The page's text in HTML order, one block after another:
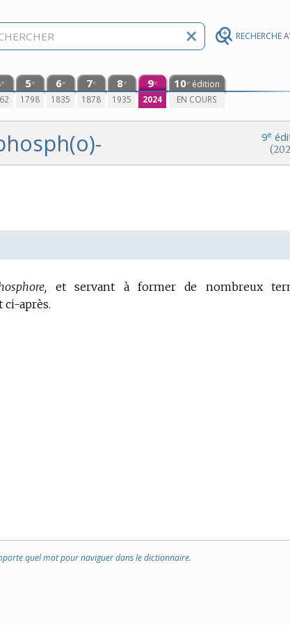
RECHERCHE
e 5e
1798
6e
1835
7e
1878
8e
1935
9e
2024
10e édition
EN COURS
9e
et servant à former de nombreux
après.
quel mot pour naviguer dans le dictionnaire.